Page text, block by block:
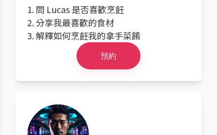
1. 問 Lucas 是否喜歡烹飪
2. 分享我最喜歡的食材
3. 解釋如何烹飪我的拿手菜餚
預約